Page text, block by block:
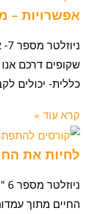
אפשרויות –
שקופים דרכם
כללית- יכולים
קרא עוד »
לחיות את
החיים מתוך